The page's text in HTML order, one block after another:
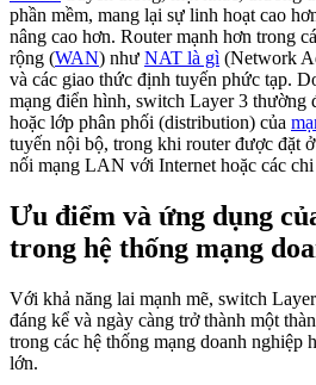
phần mềm, mang lại sự linh hoạt cao
nâng cao hơn. Router mạnh hơn trong
rộng (WAN) như NAT là gì (Network
và các giao thức định tuyến phức tạp.
mạng điển hình, switch Layer 3 thường
hoặc lớp phân phối (distribution) của
tuyến nội bộ, trong khi router được đặt
nối mạng LAN với Internet hoặc các chi
Ưu điểm và ứng dụng
trong hệ thống mạng
Với khả năng lai mạnh mẽ, switch
đáng kể và ngày càng trở thành một
trong các hệ thống mạng doanh nghiệp
lớn.